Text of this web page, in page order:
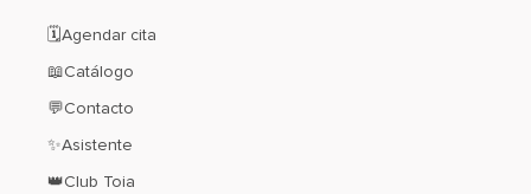
🗓️Agendar cita
📖Catálogo
💬Contacto
✨Asistente
👑Club Toia